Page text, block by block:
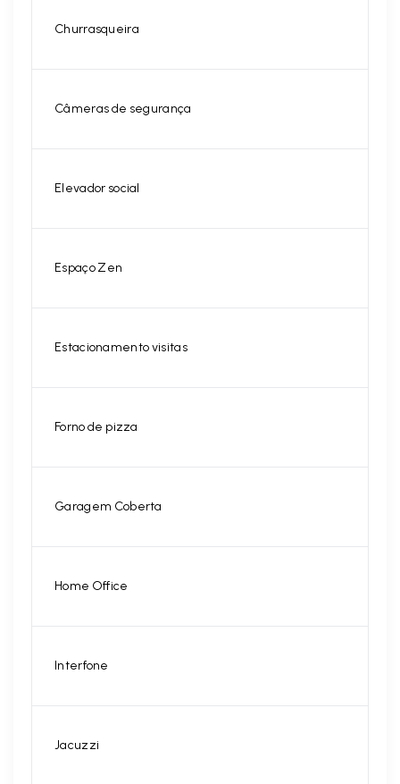
Churrasqueira
Câmeras de segurança
Elevador social
Espaço Zen
Estacionamento visitas
Forno de pizza
Garagem Coberta
Home Office
Interfone
Jacuzzi